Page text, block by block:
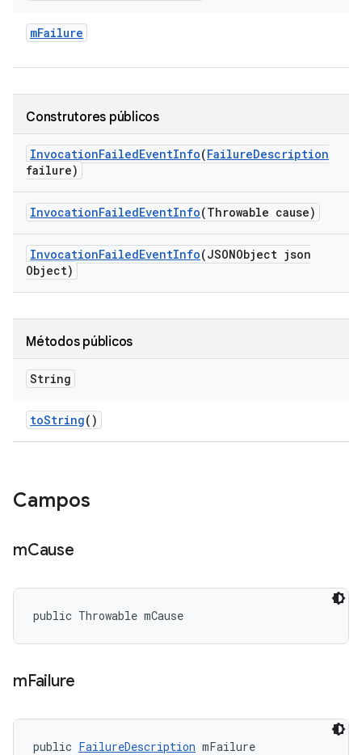
mFailure
Construtores públicos
InvocationFailedEventInfo(FailureDescription
failure)
InvocationFailedEventInfo(Throwable cause)
InvocationFailedEventInfo(JSONObject json
Object)
Métodos públicos
String
toString()
Campos
mCause
public Throwable mCause
mFailure
public FailureDescription mFailure